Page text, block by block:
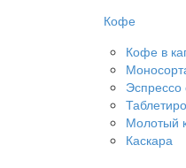
Кофе
Кофе в
Эспрессо
Молотый
Каскара